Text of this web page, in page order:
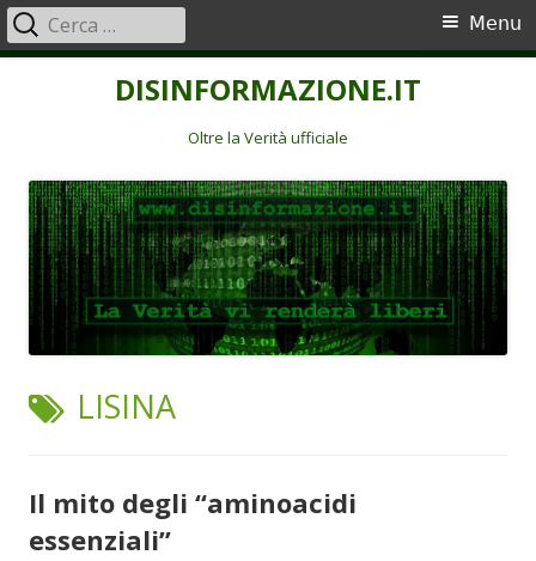
DISINFORMAZIONE.IT
Oltre la Verità ufficiale
Menu
principale
Menu
Ricerca
per:
TAG:
LISINA
Il mito degli “aminoacidi
essenziali”